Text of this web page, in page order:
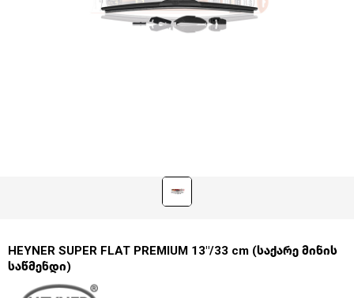
HEYNER SUPER FLAT PREMIUM 13"/33 cm (საქარე მინის
საწმენდი)